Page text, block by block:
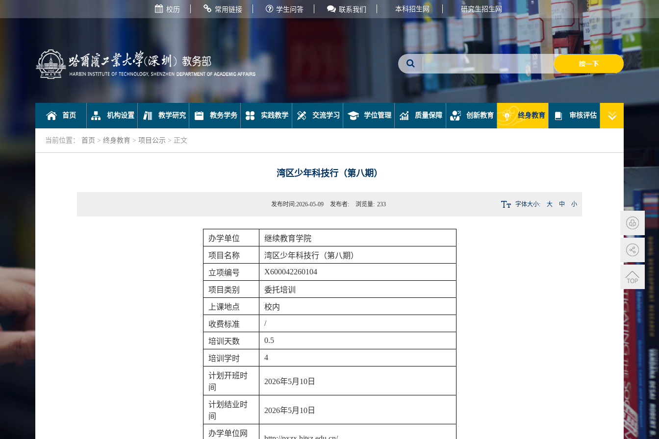
校历 常用链接 学生问答 联系我们 本科招生网 研究生招生网
首页 机构设置 教学研究 教务学务 实践教学 交流学习 学位管理 质量保障 创新教育 终身教育 审核评估
当前位置： 首页 > 终身教育 > 项目公示 > 正文
湾区少年科技行（第八期）
发布时间:2026-05-09 发布者: 浏览量: 233 字体大小: 大 中 小
办学单位 继续教育学院
项目名称 湾区少年科技行（第八期）
立项编号 X600042260104
项目类别 委托培训
上课地点 校内
收费标准 /
培训天数 0.5
培训学时 4
计划开班时
间
2026年5月10日
计划结业时
间
2026年5月10日
办学单位网